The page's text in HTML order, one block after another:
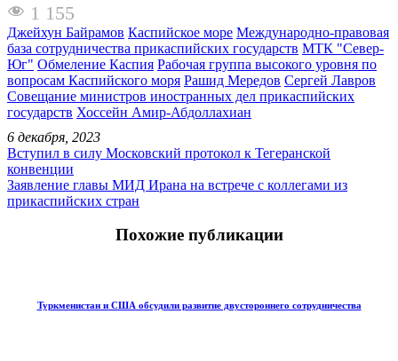
1 155
Джейхун Байрамов Каспийское море Международно-правовая
база сотрудничества прикаспийских государств МТК "Север-
Юг" Обмеление Каспия Рабочая группа высокого уровня по
вопросам Каспийского моря Рашид Мередов Сергей Лавров
Совещание министров иностранных дел прикаспийских
государств Хоссейн Амир-Абдоллахиан
6 декабря, 2023
Вступил в силу Московский протокол к Тегеранской
конвенции
Заявление главы МИД Ирана на встрече с коллегами из
прикаспийских стран
Похожие публикации
Туркменистан и США обсудили развитие двустороннего сотрудничества